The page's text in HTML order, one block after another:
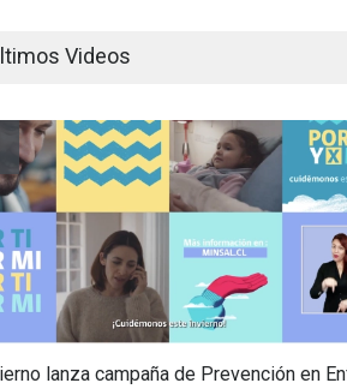
Videos
lanza campaña de Prevención en